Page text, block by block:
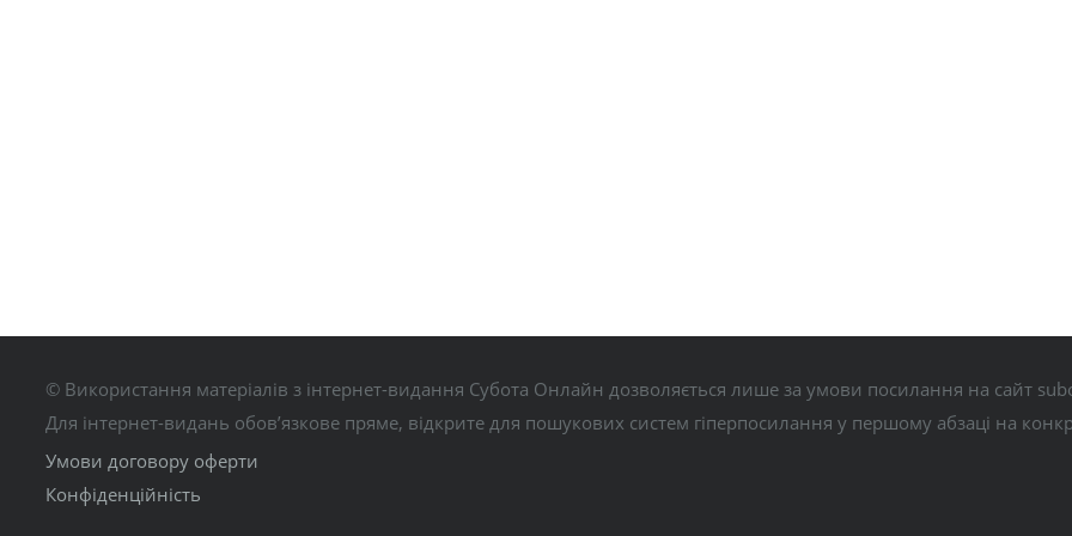
© Використання матеріалів з інтернет-видання Субота Онлайн дозволяється лише за умови посилання на сайт
Для інтернет-видань обов’язкове пряме, відкрите для пошукових систем гіперпосилання у першому абзаці на
Умови договору оферти
Конфіденційність